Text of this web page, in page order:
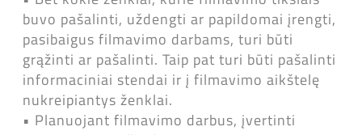
buvo pašalinti, uždengti ar papildomai įrengti,
pasibaigus filmavimo darbams, turi būti
grąžinti ar pašalinti. Taip pat turi būti pašalinti
informaciniai stendai ir į filmavimo aikštelę
nukreipiantys ženklai.
• Planuojant filmavimo darbus, įvertinti